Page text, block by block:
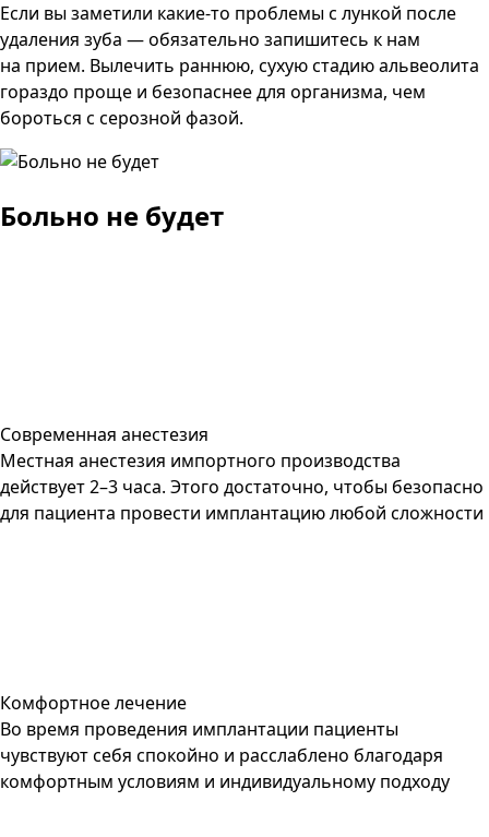
Если вы заметили какие-то проблемы с лункой после
удаления зуба — обязательно запишитесь к нам
на прием. Вылечить раннюю, сухую стадию альвеолита
гораздо проще и безопаснее для организма, чем
бороться с серозной фазой.
Больно не будет
Современная анестезия
Местная анестезия импортного производства
действует 2–3 часа. Этого достаточно, чтобы безопасно
для пациента провести имплантацию любой сложности
Комфортное лечение
Во время проведения имплантации пациенты
чувствуют себя спокойно и расслаблено благодаря
комфортным условиям и индивидуальному подходу